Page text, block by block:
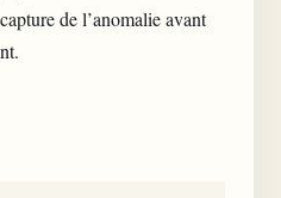
de l’anomalie avant